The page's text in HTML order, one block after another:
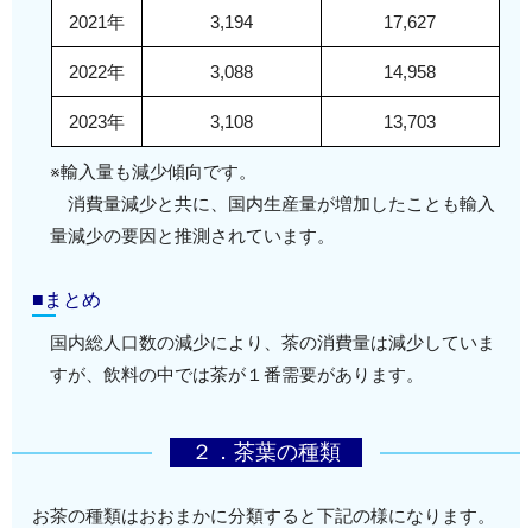
2021年 3,194 17,627
2022年 3,088 14,958
2023年 3,108 13,703
※輸入量も減少傾向です。
消費量減少と共に、国内生産量が増加したことも輸入
量減少の要因と推測されています。
■まとめ
国内総人口数の減少により、茶の消費量は減少していま
すが、飲料の中では茶が１番需要があります。
２．茶葉の種類
お茶の種類はおおまかに分類すると下記の様になります。